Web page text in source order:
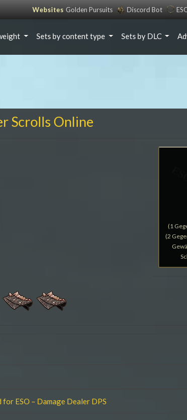
Websites Golden Pursuits Discord Bot
Sets by content type Sets by DLC
Scrolls Online
(1
(2
ESO – Damage Dealer DPS